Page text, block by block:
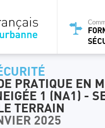
PRATIQUE EN
1 (NA1) -
TERRAIN
2025